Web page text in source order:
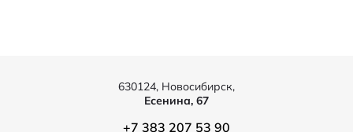
630124, Новосибирск,
Есенина, 67
+7 383 207 53 90